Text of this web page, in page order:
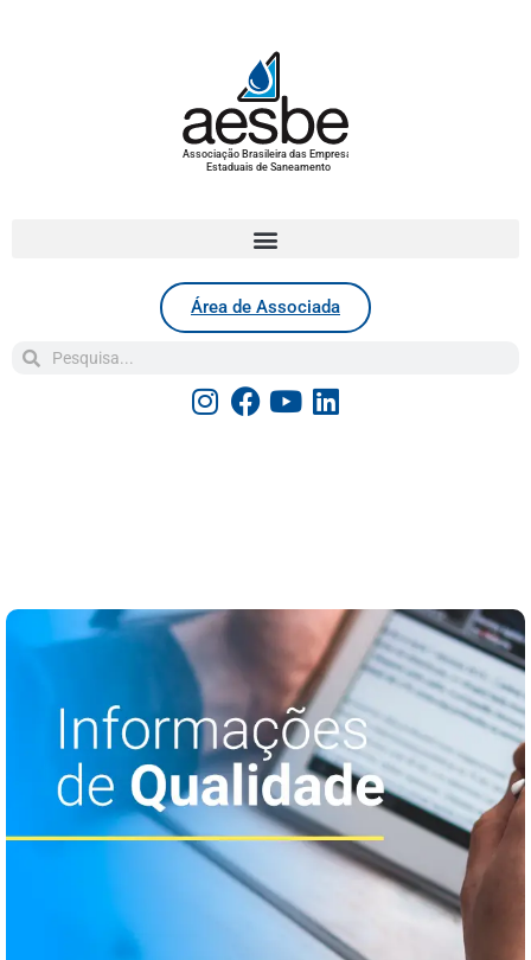
Associação Brasileira das Empresas
Estaduais de Saneamento
Área de Associada